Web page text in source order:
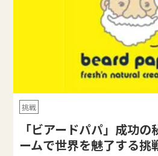
挑戦
「ビアードパパ」成功
ームで世界を魅了する挑